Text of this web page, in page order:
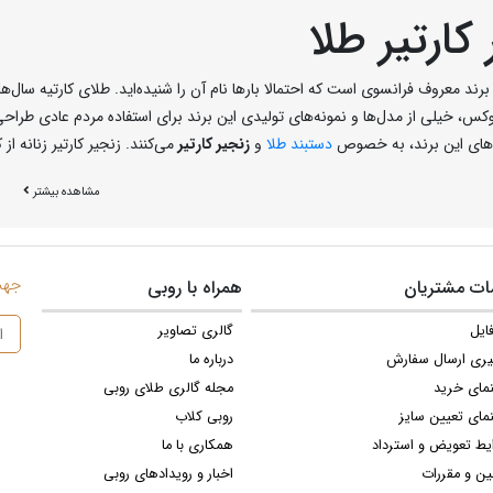
طلا
برند معروف فرانسوی است که احتمالا بارها نام آن را شنیده‌اید. طلای
خیلی از مدل‌ها و نمونه‌های تولیدی این برند برای استفاده مردم عادی
این برند، به خصوصدستبند طلا و زنجیر کارتیرمی‌کنند. زنجیر کارتیر
به راحتی می‌توانید یک ست از این طرح زیبای برند کارتیر را داشته باشید. یکی از
خواهید دید که قیمت زنجیر طلا کارتیه زنانه نسبت به مدل‌های مشابه با
مدل زنجیر کارتیر، از مدل حلقه‌ای می‌باشد. که استحکام بسیار بالایی دارد و
کورب است. حلقه‌های این زنجیر کارتیر وقتی روی سطح صاف قرار
طلا با پیوندهای کوبایی که معروف به زنجیر کارتیه دوتایی است، حالت
که گفتیم به زنجیر کارتیر هم معروف است. زنجیر کارتیه در بیشتر مواقع
ندارد و هر دو قشر می‌توانند از آن‌ها استفاده نمایند. اما معمولا حلقه‌های
مشاهده بیشتر
مشتریان
ارسال سفارش
خرید
تعیین سایز
تعویض و استرداد
و مقررات
همراه با روبی
گالری تصاویر
درباره ما
مجله گالری طلای روبی
روبی کلاب
همکاری با ما
اخبار و رویدادهای روبی